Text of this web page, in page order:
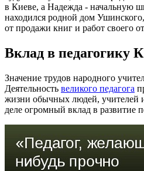
в Киеве, а Надежда - начальную
находился родной дом
от продажи книг и работ своего
Вклад в педагогику
Значение трудов народного
Деятельность великого педагога
жизни обычных людей, учителей
деле огромный вклад в развитие